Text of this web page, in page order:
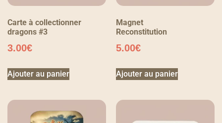
Carte à collectionner
dragons #3
3.00€
Ajouter au panier
Magnet
Reconstitution
5.00€
Ajouter au panier